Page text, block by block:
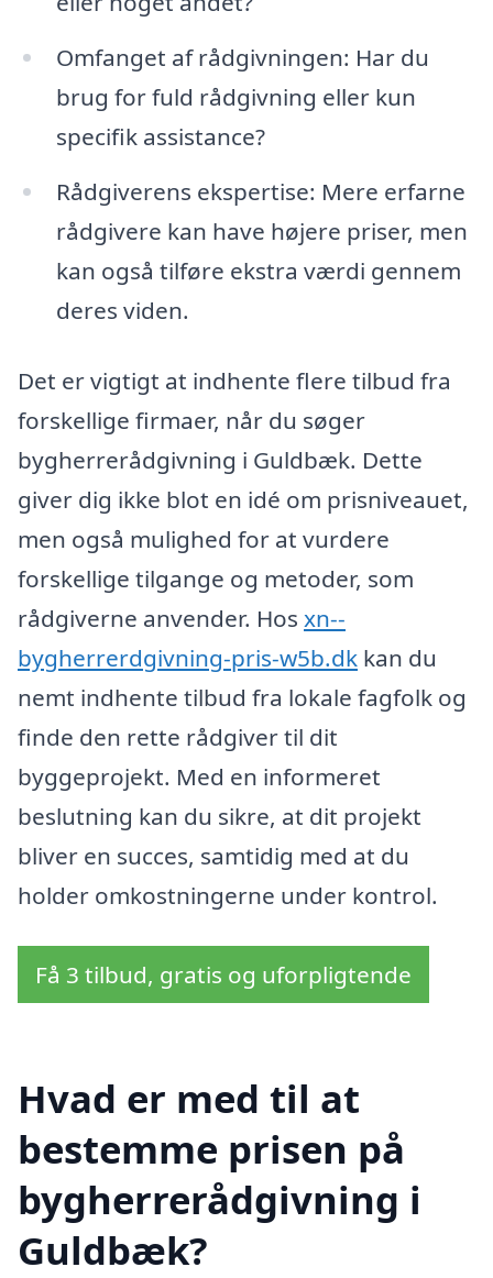
Omfanget af rådgivningen: Har du
brug for fuld rådgivning eller kun
specifik assistance?
Rådgiverens ekspertise: Mere erfarne
rådgivere kan have højere priser, men
kan også tilføre ekstra værdi gennem
deres viden.
Det er vigtigt at indhente flere tilbud fra
forskellige firmaer, når du søger
bygherrerådgivning i Guldbæk. Dette
giver dig ikke blot en idé om prisniveauet,
men også mulighed for at vurdere
forskellige tilgange og metoder, som
rådgiverne anvender. Hos xn--
bygherrerdgivning-pris-w5b.dk kan du
nemt indhente tilbud fra lokale fagfolk og
finde den rette rådgiver til dit
byggeprojekt. Med en informeret
beslutning kan du sikre, at dit projekt
bliver en succes, samtidig med at du
holder omkostningerne under kontrol.
Få 3 tilbud, gratis og uforpligtende
Hvad er med til at
bestemme prisen på
bygherrerådgivning i
Guldbæk?